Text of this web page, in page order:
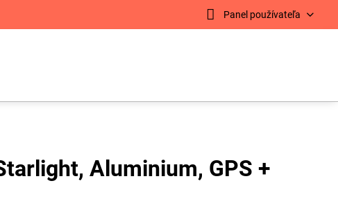
Panel používateľa
Aluminium, GPS +